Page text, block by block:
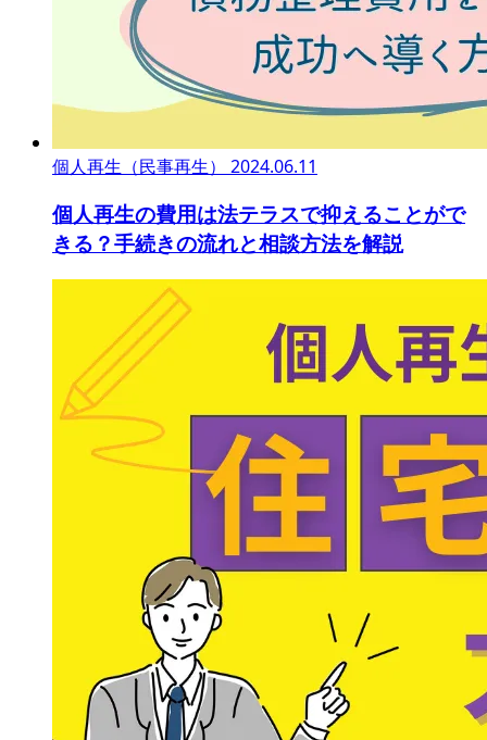
個人再生（民事再生） 2024.06.11
個人再生の費用は法テラスで抑えることがで
きる？手続きの流れと相談方法を解説